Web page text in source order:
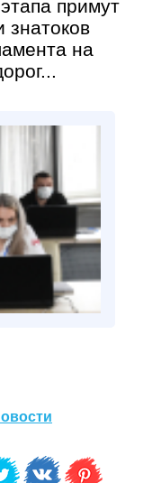
примут
знатоков
на